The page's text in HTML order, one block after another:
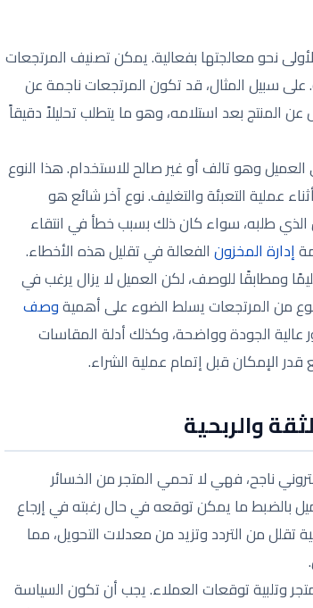
نحو معالجتها بفعالية. يمكن تصنيف المرتجعات
على سبيل المثال، قد تكون المرتجعات ناجمة عن
المنتج بعد استلامه، وهو ما يتطلب تحليلاً دقيقاً
العميل وهو تالف أو غير صالح للاستخدام. هذا النوع
عملية التعبئة والتغليف. نوع آخر شائع هو
الذي طلبه، سواء كان ذلك بسبب خطأ في انتقاء
إدارة المخزون الفعالة في تقليل هذه الأخطاء.
ومطابقًا للوصف، لكن العميل لا يزال يرغب في
من المرتجعات يسلط الضوء على أهميةوصف
عالية الجودة وواضحة، وكذلك أدلة المقاسات
الإمكان قبل إتمام عملية الشراء.
والربحية
ناجح، فهي لا تحمي المتجر من الخسائر
بالضبط ما يمكن توقعه في حال رغبته في إرجاع
تقلل من التردد وتزيد من معدلات التحويل، مما
وتلبية توقعات العملاء. يجب أن تكون السياسة